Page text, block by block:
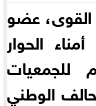
عضو
الحوار
للجمعيات
الوطني